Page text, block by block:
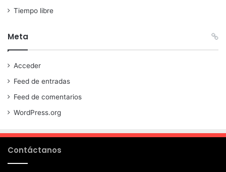
Tiempo libre
Meta
Acceder
Feed de entradas
Feed de comentarios
WordPress.org
Contáctanos